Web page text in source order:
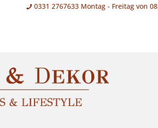
0331 2767633 Montag - Freitag von